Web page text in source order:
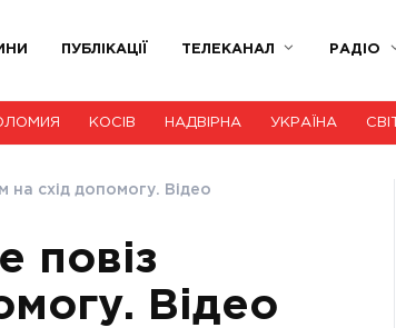
ПУБЛІКАЦІЇ ТЕЛЕКАНАЛ РАДІО
КОСІВ НАДВІРНА УКРАЇНА СВІТ
на схід допомогу. Відео
повіз
Відео